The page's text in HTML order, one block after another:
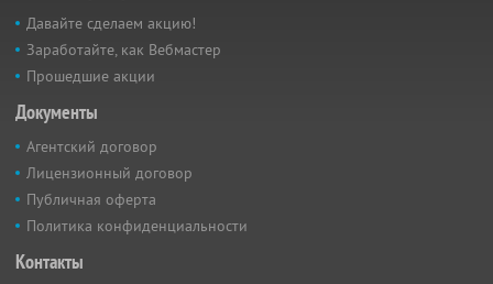
Давайте сделаем акцию!
Заработайте, как Вебмастер
Прошедшие акции
Документы
Агентский договор
Лицензионный договор
Публичная оферта
Политика конфиденциальности
Контакты